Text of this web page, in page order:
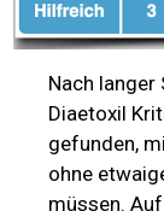
Nach langer
Diaetoxil
gefunden,
ohne
müssen.